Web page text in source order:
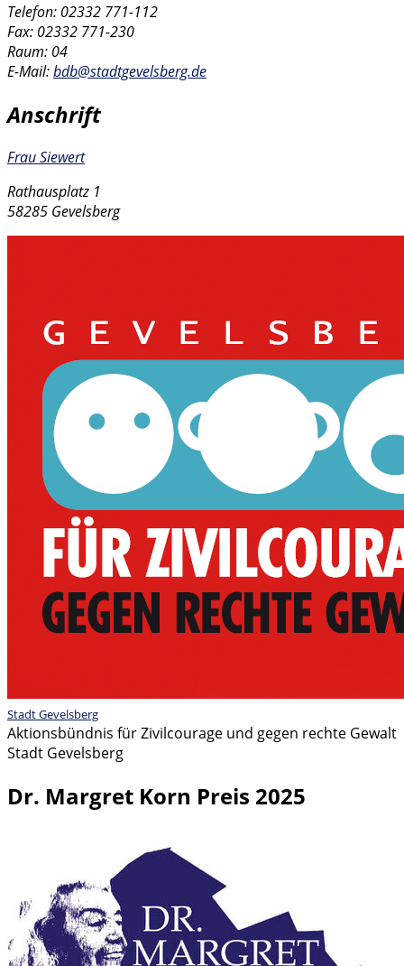
Telefon: 02332 771-112
Fax: 02332 771-230
Raum: 04
E-Mail:bdb@stadtgevelsberg.de
Anschrift
Frau Siewert
Rathausplatz 1
58285 Gevelsberg
Stadt Gevelsberg
Aktionsbündnis für Zivilcourage und gegen rechte Gewalt
Stadt Gevelsberg
Dr. Margret Korn Preis 2025